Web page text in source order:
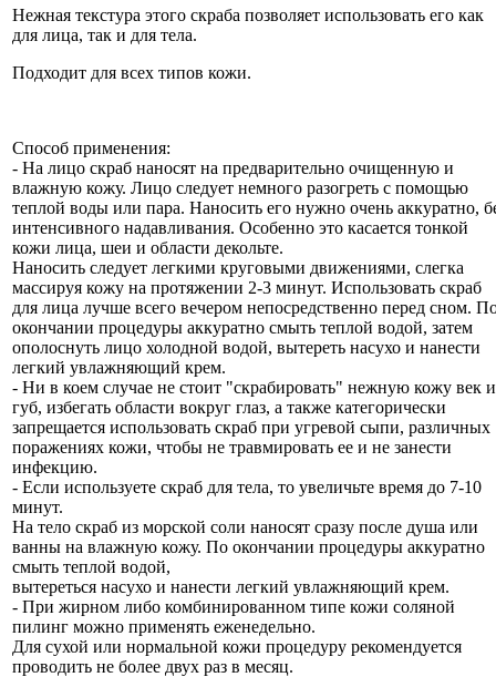
Нежная текстура этого скраба позволяет использовать его как
для лица, так и для тела.
Подходит для всех типов кожи.
Способ применения:
- На лицо скраб наносят на предварительно очищенную и
влажную кожу. Лицо следует немного разогреть с помощью
теплой воды или пара. Наносить его нужно очень аккуратно,
интенсивного надавливания. Особенно это касается тонкой
кожи лица, шеи и области декольте.
Наносить следует легкими круговыми движениями, слегка
массируя кожу на протяжении 2-3 минут. Использовать скраб
для лица лучше всего вечером непосредственно перед сном.
окончании процедуры аккуратно смыть теплой водой, затем
ополоснуть лицо холодной водой, вытереть насухо и нанести
легкий увлажняющий крем.
- Ни в коем случае не стоит "скрабировать" нежную кожу век и
губ, избегать области вокруг глаз, а также категорически
запрещается использовать скраб при угревой сыпи, различных
поражениях кожи, чтобы не травмировать ее и не занести
инфекцию.
- Если используете скраб для тела, то увеличьте время до 7-10
минут.
На тело скраб из морской соли наносят сразу после душа или
ванны на влажную кожу. По окончании процедуры аккуратно
смыть теплой водой,
вытереться насухо и нанести легкий увлажняющий крем.
- При жирном либо комбинированном типе кожи соляной
пилинг можно применять еженедельно.
Для сухой или нормальной кожи процедуру рекомендуется
проводить не более двух раз в месяц.